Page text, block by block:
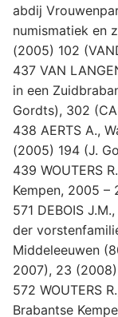
abdij
numismatiek en
(2005) 102
437 VAN
in een
Gordts), 302
438 AERTS A.,
(2005) 194 (J.
439 WOUTERS
Kempen, 2005
571 DEBOIS
der
Middeleeuwen
2007), 23 (2008)
572 WOUTERS
Brabantse